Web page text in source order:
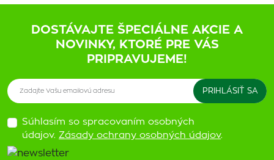
DOSTÁVAJTE ŠPECIÁLNE AKCIE A
NOVINKY, KTORÉ PRE VÁS
PRIPRAVUJEME!
Súhlasím so spracovaním osobných
údajov. Zásady ochrany osobných údajov.